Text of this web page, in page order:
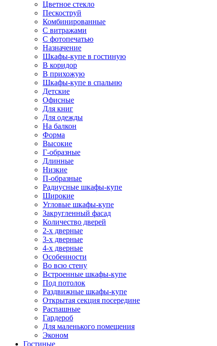
Цветное стекло
Пескоструй
Комбинированные
С витражами
С фотопечатью
Назначение
Шкафы-купе в гостиную
В коридор
В прихожую
Шкафы-купе в спальню
Детские
Офисные
Для книг
Для одежды
На балкон
Форма
Высокие
Г-образные
Длинные
Низкие
П-образные
Радиусные шкафы-купе
Широкие
Угловые шкафы-купе
Закругленный фасад
Количество дверей
2-х дверные
3-х дверные
4-х дверные
Особенности
Во всю стену
Встроенные шкафы-купе
Под потолок
Раздвижные шкафы-купе
Открытая секция посередине
Распашные
Гардероб
Для маленького помещения
Эконом
Гостиные